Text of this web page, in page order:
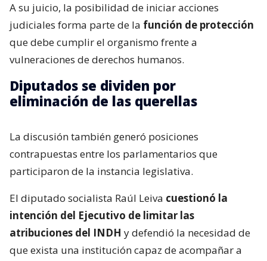
A su juicio, la posibilidad de iniciar acciones
judiciales forma parte de la función de protección
que debe cumplir el organismo frente a
vulneraciones de derechos humanos.
Diputados se dividen por
eliminación de las querellas
La discusión también generó posiciones
contrapuestas entre los parlamentarios que
participaron de la instancia legislativa.
El diputado socialista Raúl Leiva cuestionó la
intención del Ejecutivo de limitar las
atribuciones del INDH y defendió la necesidad de
que exista una institución capaz de acompañar a